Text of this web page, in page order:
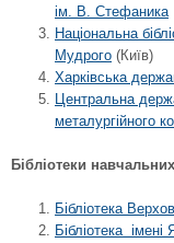
ім. В. Стефаника
Національна
Мудрого (Київ)
Харківська
Центральна
металургійного
Бібліотеки
Бібліотека
Бібліотека